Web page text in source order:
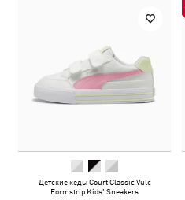
Детские кеды Court Classic Vulc
Formstrip Kids' Sneakers